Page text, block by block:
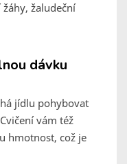
žaludeční
dávku
jídlu pohybovat
vám též
hmotnost, což je